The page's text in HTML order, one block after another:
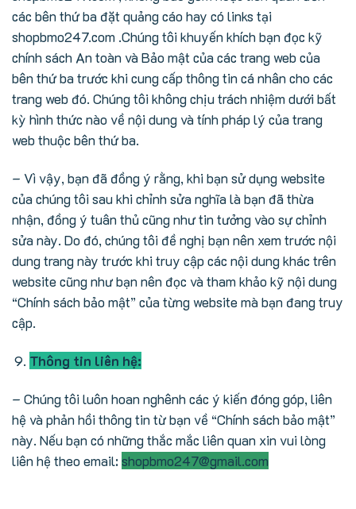
các bên thứ ba đặt quảng cáo hay có links tại
shopbmo247.com .Chúng tôi khuyến khích bạn đọc kỹ
chính sách An toàn và Bảo mật của các trang web của
bên thứ ba trước khi cung cấp thông tin cá nhân cho các
trang web đó. Chúng tôi không chịu trách nhiệm dưới bất
kỳ hình thức nào về nội dung và tính pháp lý của trang
web thuộc bên thứ ba.
– Vì vậy, bạn đã đồng ý rằng, khi bạn sử dụng website
của chúng tôi sau khi chỉnh sửa nghĩa là bạn đã thừa
nhận, đồng ý tuân thủ cũng như tin tưởng vào sự chỉnh
sửa này. Do đó, chúng tôi đề nghị bạn nên xem trước nội
dung trang này trước khi truy cập các nội dung khác trên
website cũng như bạn nên đọc và tham khảo kỹ nội dung
“Chính sách bảo mật” của từng website mà bạn đang truy
cập.
Thông tin liên hệ:
– Chúng tôi luôn hoan nghênh các ý kiến đóng góp, liên
hệ và phản hồi thông tin từ bạn về “Chính sách bảo mật”
này. Nếu bạn có những thắc mắc liên quan xin vui lòng
liên hệ theo email:shopbmo247@gmail.com